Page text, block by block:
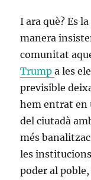
I ara què? Es
manera
comunitat
Trumpa les
previsible
hem entrat en
del ciutadà
més
les
poder al